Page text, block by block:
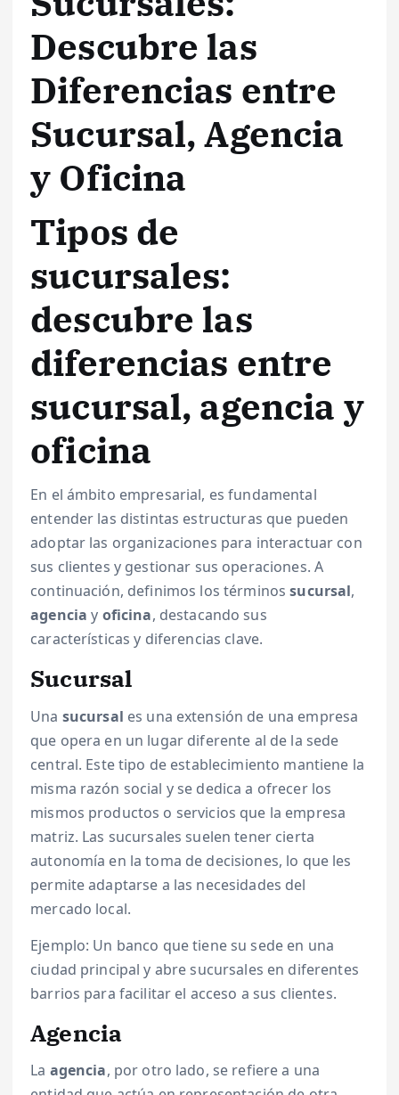
Descubre las
Diferencias entre
Sucursal, Agencia
y Oficina
Tipos de
sucursales:
descubre las
diferencias entre
sucursal, agencia y
oficina
En el ámbito empresarial, es fundamental
entender las distintas estructuras que pueden
adoptar las organizaciones para interactuar con
sus clientes y gestionar sus operaciones. A
continuación, definimos los términossucursal,
agencia y oficina, destacando sus
características y diferencias clave.
Sucursal
Una sucursal es una extensión de una empresa
que opera en un lugar diferente al de la sede
central. Este tipo de establecimiento mantiene la
misma razón social y se dedica a ofrecer los
mismos productos o servicios que la empresa
matriz. Las sucursales suelen tener cierta
autonomía en la toma de decisiones, lo que les
permite adaptarse a las necesidades del
mercado local.
Ejemplo: Un banco que tiene su sede en una
ciudad principal y abre sucursales en diferentes
barrios para facilitar el acceso a sus clientes.
Agencia
La agencia, por otro lado, se refiere a una